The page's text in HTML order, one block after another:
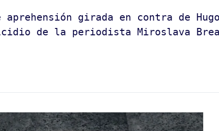
girada en contra de
de la periodista Miroslava